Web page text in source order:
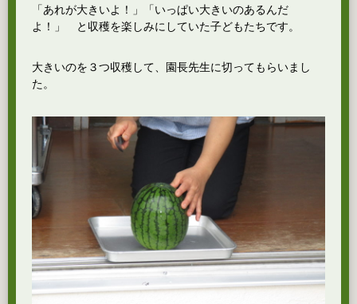
「あれが大きいよ！」「いっぱい大きいのあるんだ
よ！」 と収穫を楽しみにしていた子どもたちです。
大きいのを３つ収穫して、園長先生に切ってもらいまし
た。